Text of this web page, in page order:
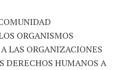
ORGANISMOS
LAS ORGANIZACIONES
DERECHOS HUMANOS A